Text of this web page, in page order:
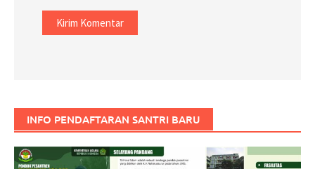
INFO PENDAFTARAN SANTRI BARU